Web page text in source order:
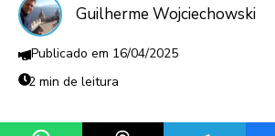
Guilherme Wojciechowski
16/04/2025
2 min de leitura
Share on WhatsAppShare on ThreadsShare on